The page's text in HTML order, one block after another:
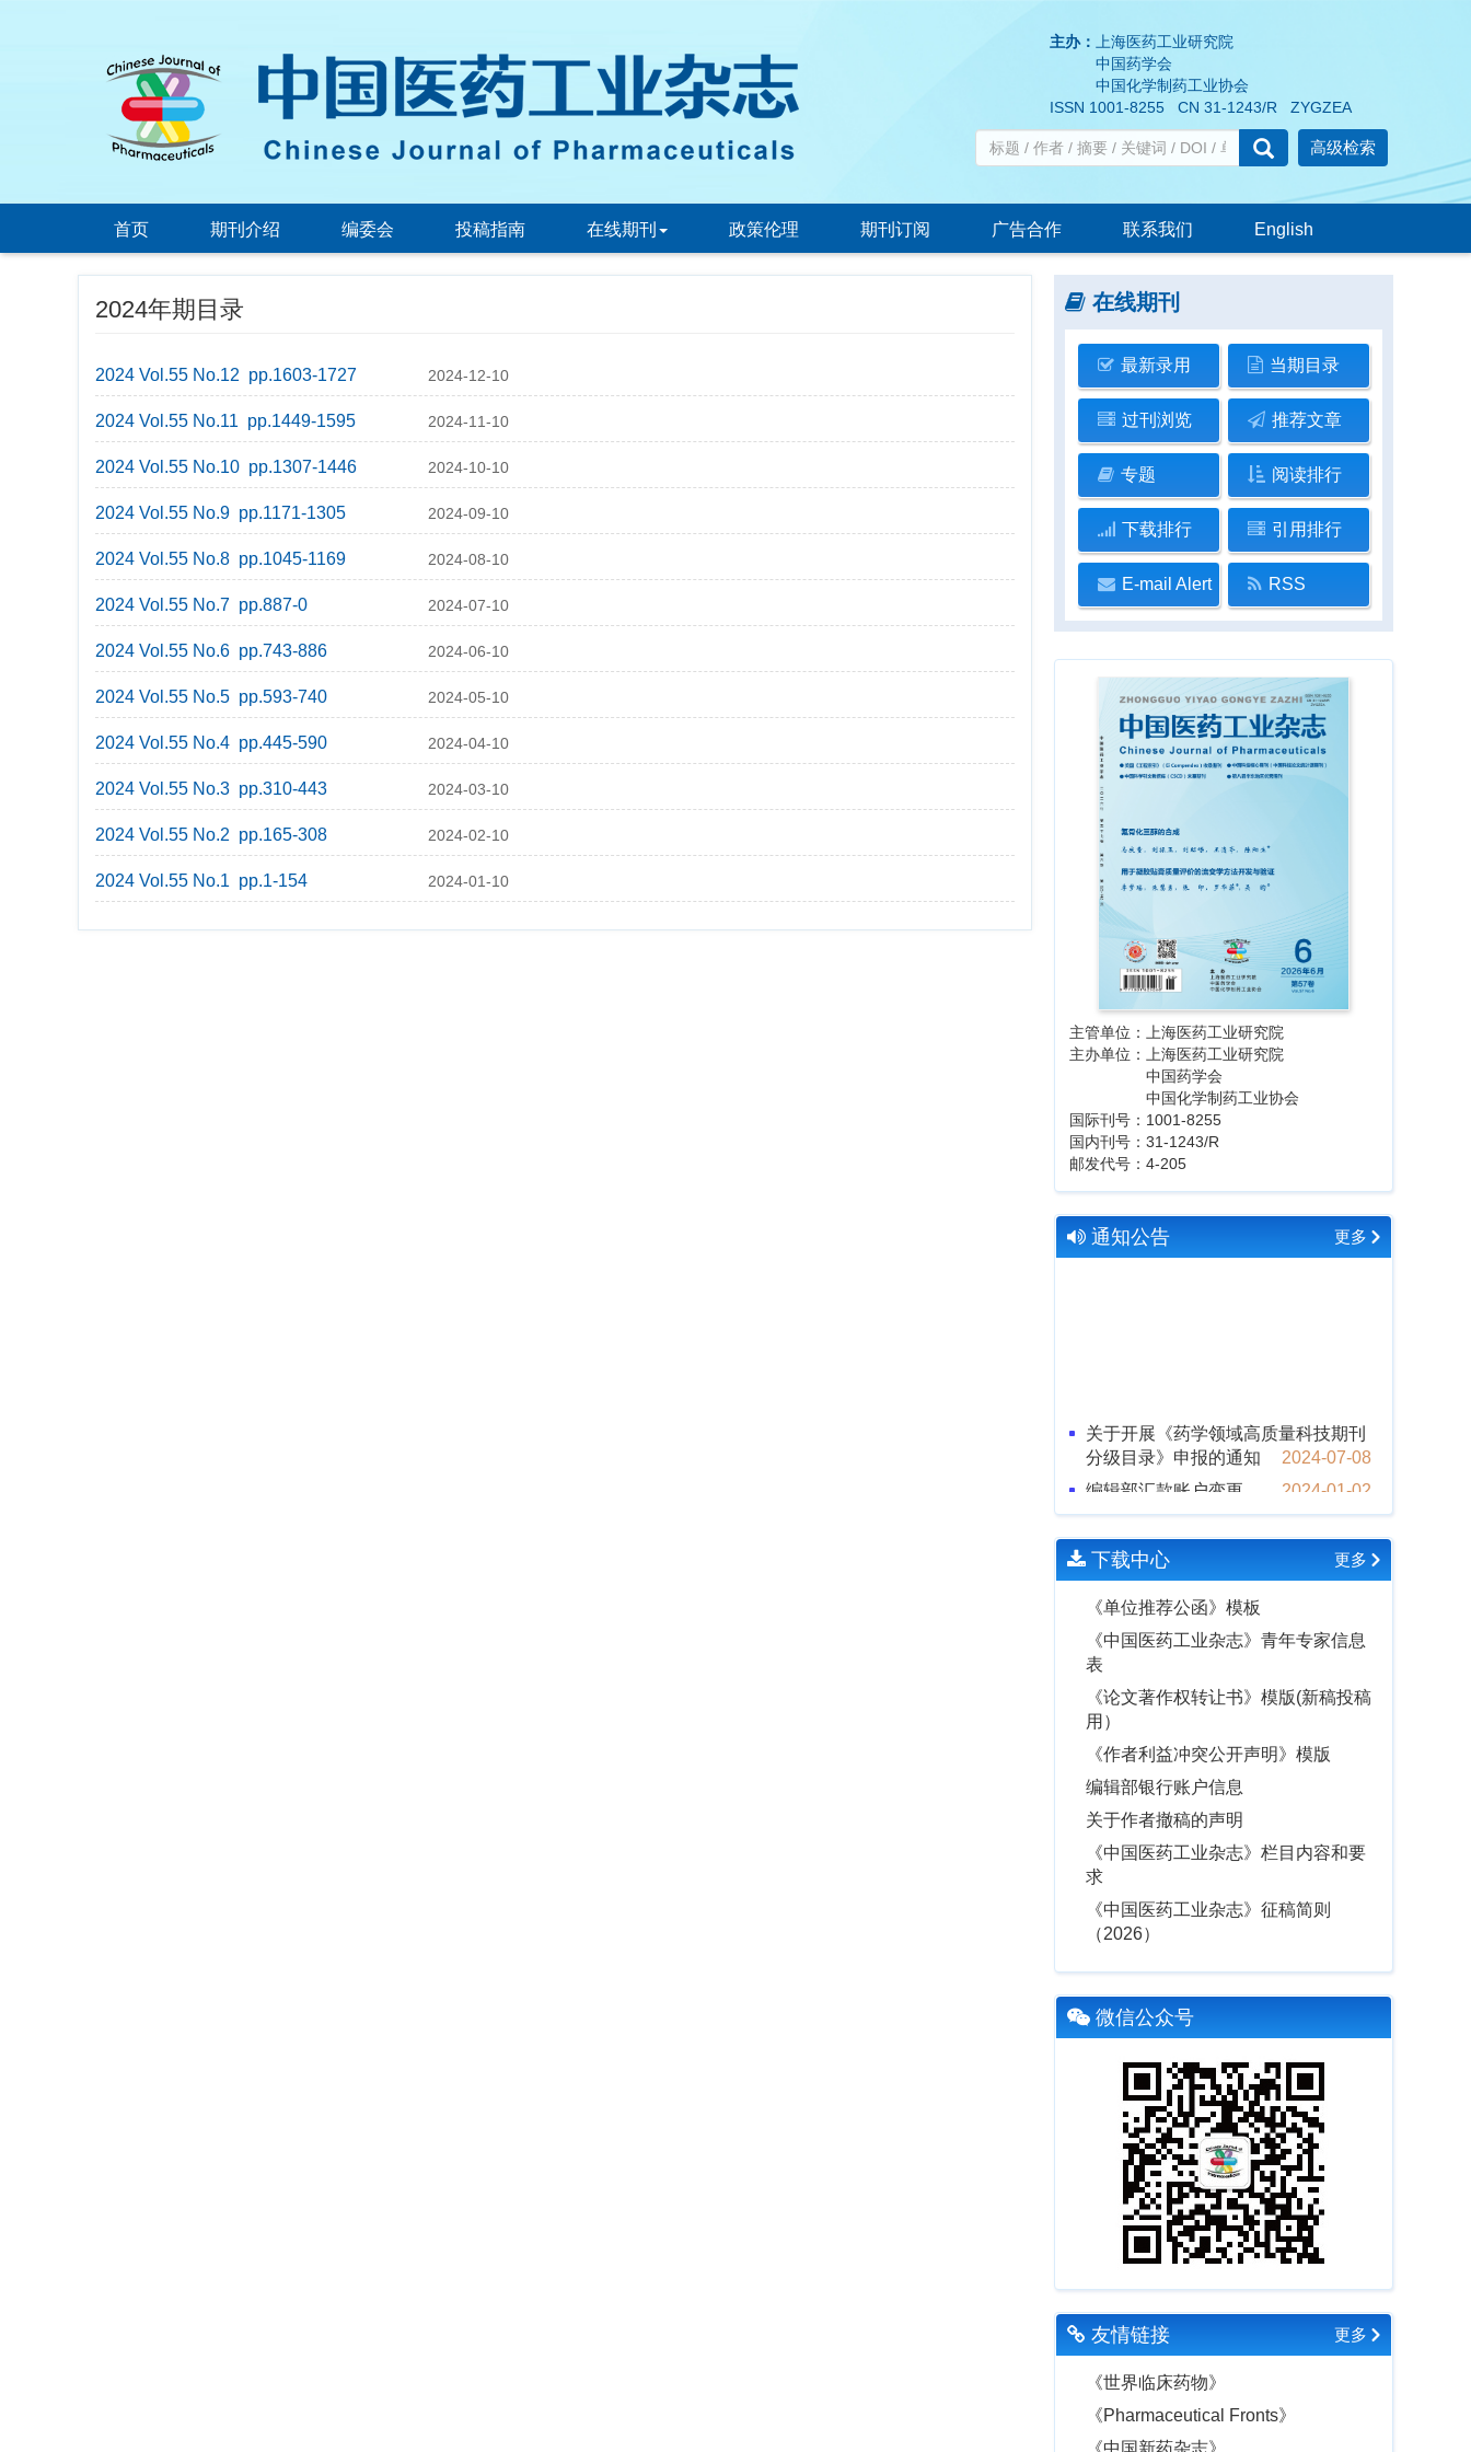
主办：
上海医药工业研究院
中国药学会
中国化学制药工业协会
ISSN 1001-8255 CN 31-1243/R ZYGZEA
高级检索
首页 期刊介绍 编委会 投稿指南 在线期刊 政策伦理 期刊订阅 广告合作 联系我们 English
2024年期目录
2024 Vol.55 No.12 pp.1603-1727 2024-12-10
2024 Vol.55 No.11 pp.1449-1595 2024-11-10
2024 Vol.55 No.10 pp.1307-1446 2024-10-10
2024 Vol.55 No.9 pp.1171-1305 2024-09-10
2024 Vol.55 No.8 pp.1045-1169 2024-08-10
2024 Vol.55 No.7 pp.887-0 2024-07-10
2024 Vol.55 No.6 pp.743-886 2024-06-10
2024 Vol.55 No.5 pp.593-740 2024-05-10
2024 Vol.55 No.4 pp.445-590 2024-04-10
2024 Vol.55 No.3 pp.310-443 2024-03-10
2024 Vol.55 No.2 pp.165-308 2024-02-10
2024 Vol.55 No.1 pp.1-154 2024-01-10
在线期刊
最新录用 当期目录
过刊浏览 推荐文章
专题 阅读排行
下载排行 引用排行
E-mail Alert RSS
主管单位：上海医药工业研究院
主办单位：上海医药工业研究院
中国药学会
中国化学制药工业协会
国际刊号：1001-8255
国内刊号：31-1243/R
邮发代号：4-205
通知公告 更多
关于开展《药学领域高质量科技期刊
分级目录》申报的通知
2024-07-08
编辑部汇款账户变更
2024-01-02
微信号“yxlw278”是骗子，读者注意
2022-05-27
敬告作者，谨防诈骗
2022-04-29
《中国医药工业杂志》疫情封控期间
工作说明
2022-03-31
关于作者撤稿的声明
《中国医药工业杂志》入选第七届华
东地区优秀期刊
《中国医药工业杂志》向审稿专家致
谢
下载中心 更多
《单位推荐公函》模板
《中国医药工业杂志》青年专家信息
表
《论文著作权转让书》模版(新稿投稿
用）
《作者利益冲突公开声明》模版
编辑部银行账户信息
关于作者撤稿的声明
《中国医药工业杂志》栏目内容和要
求
《中国医药工业杂志》征稿简则
（2026）
微信公众号
友情链接 更多
《世界临床药物》
《Pharmaceutical Fronts》